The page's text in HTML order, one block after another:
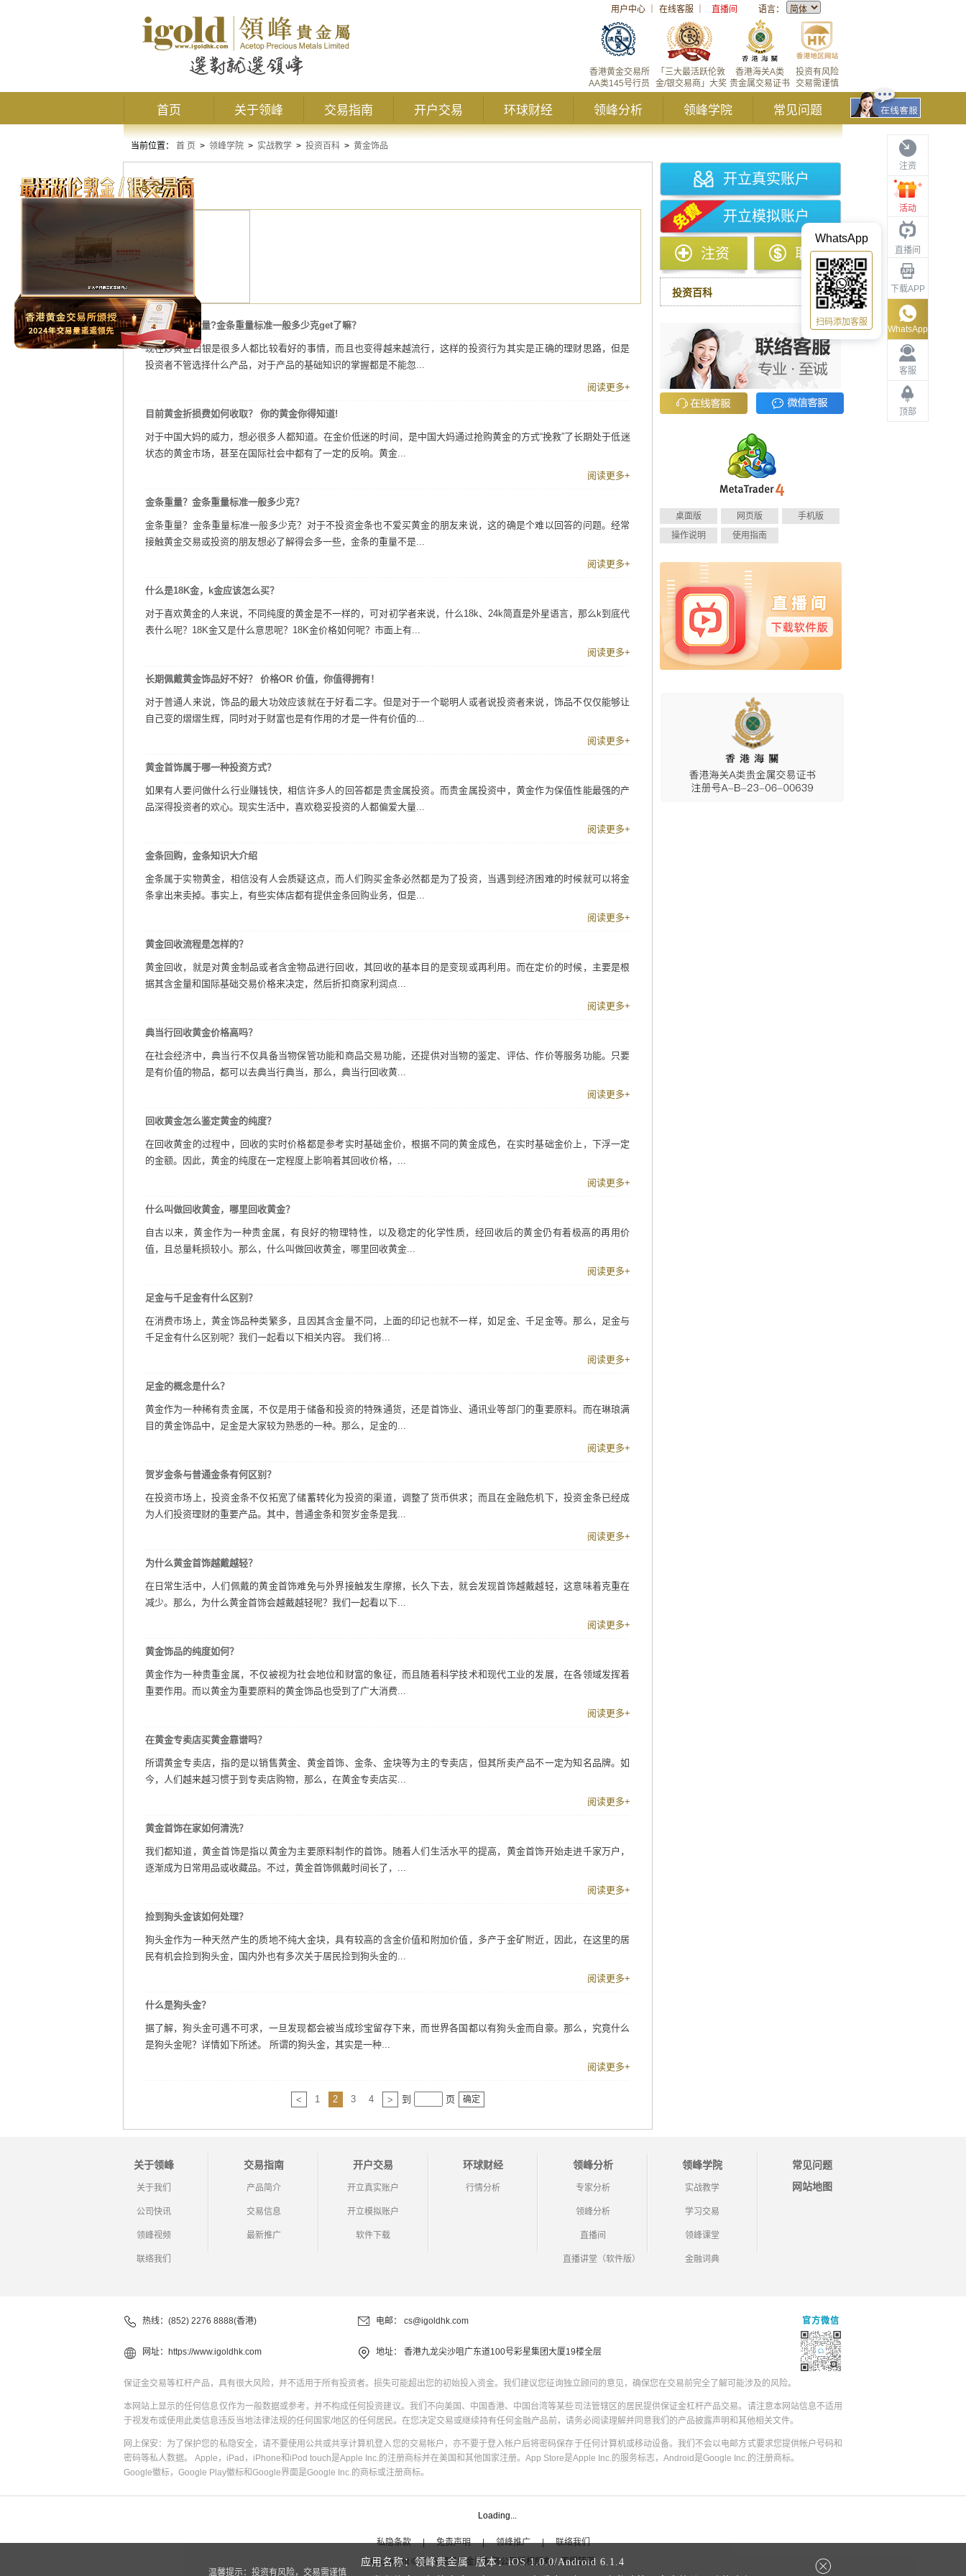
用户中心 在线客服 直播间 语言：
投资有风险
交易需谨慎
香港海关A类
贵金属交易证书
「三大最活跃伦敦
金/银交易商」大奖
香港黄金交易所
AA类145号行员
首页 关于领峰 交易指南 开户交易 环球财经 领峰分析 领峰学院 常见问题
注资
活动
直播间
下载APP
客服
顶部
WhatsApp
WhatsApp
扫码添加客服
当前位置： 首 页 > 领峰学院 > 实战教学 > 投资百科 > 黄金饰品
黄金饰品
不知道金条重量?金条重量标准一般多少克get了嘛？
现在炒黄金白银是很多人都比较看好的事情，而且也变得越来越流行，这样的投资行为其实是正确的理财思路，但是
投资者不管选择什么产品，对于产品的基础知识的掌握都是不能忽...
阅读更多+
目前黄金折损费如何收取？ 你的黄金你得知道!
对于中国大妈的威力，想必很多人都知道。在金价低迷的时间，是中国大妈通过抢购黄金的方式“挽救”了长期处于低迷
状态的黄金市场，甚至在国际社会中都有了一定的反响。黄金...
阅读更多+
金条重量？金条重量标准一般多少克？
金条重量？金条重量标准一般多少克？对于不投资金条也不爱买黄金的朋友来说，这的确是个难以回答的问题。经常
接触黄金交易或投资的朋友想必了解得会多一些，金条的重量不是...
阅读更多+
什么是18K金，k金应该怎么买？
对于喜欢黄金的人来说，不同纯度的黄金是不一样的，可对初学者来说，什么18k、24k简直是外星语言，那么k到底代
表什么呢？18K金又是什么意思呢？18K金价格如何呢？市面上有...
阅读更多+
长期佩戴黄金饰品好不好？ 价格OR 价值，你值得拥有！
对于普通人来说，饰品的最大功效应该就在于好看二字。但是对于一个聪明人或者说投资者来说，饰品不仅仅能够让
自己变的熠熠生辉，同时对于财富也是有作用的才是一件有价值的...
阅读更多+
黄金首饰属于哪一种投资方式？
如果有人要问做什么行业赚钱快，相信许多人的回答都是贵金属投资。而贵金属投资中，黄金作为保值性能最强的产
品深得投资者的欢心。现实生活中，喜欢稳妥投资的人都偏爱大量...
阅读更多+
金条回购，金条知识大介绍
金条属于实物黄金，相信没有人会质疑这点，而人们购买金条必然都是为了投资，当遇到经济困难的时候就可以将金
条拿出来卖掉。事实上，有些实体店都有提供金条回购业务，但是...
阅读更多+
黄金回收流程是怎样的？
黄金回收，就是对黄金制品或者含金物品进行回收，其回收的基本目的是变现或再利用。而在定价的时候，主要是根
据其含金量和国际基础交易价格来决定，然后折扣商家利润点...
阅读更多+
典当行回收黄金价格高吗？
在社会经济中，典当行不仅具备当物保管功能和商品交易功能，还提供对当物的鉴定、评估、作价等服务功能。只要
是有价值的物品，都可以去典当行典当，那么，典当行回收黄...
阅读更多+
回收黄金怎么鉴定黄金的纯度？
在回收黄金的过程中，回收的实时价格都是参考实时基础金价，根据不同的黄金成色，在实时基础金价上，下浮一定
的金额。因此，黄金的纯度在一定程度上影响着其回收价格，...
阅读更多+
什么叫做回收黄金，哪里回收黄金？
自古以来，黄金作为一种贵金属，有良好的物理特性，以及稳定的化学性质，经回收后的黄金仍有着极高的再用价
值，且总量耗损较小。那么，什么叫做回收黄金，哪里回收黄金...
阅读更多+
足金与千足金有什么区别？
在消费市场上，黄金饰品种类繁多，且因其含金量不同，上面的印记也就不一样，如足金、千足金等。那么，足金与
千足金有什么区别呢？我们一起看以下相关内容。 我们将...
阅读更多+
足金的概念是什么？
黄金作为一种稀有贵金属，不仅是用于储备和投资的特殊通货，还是首饰业、通讯业等部门的重要原料。而在琳琅满
目的黄金饰品中，足金是大家较为熟悉的一种。那么，足金的...
阅读更多+
贺岁金条与普通金条有何区别？
在投资市场上，投资金条不仅拓宽了储蓄转化为投资的渠道，调整了货币供求；而且在金融危机下，投资金条已经成
为人们投资理财的重要产品。其中，普通金条和贺岁金条是我...
阅读更多+
为什么黄金首饰越戴越轻？
在日常生活中，人们佩戴的黄金首饰难免与外界接触发生摩擦，长久下去，就会发现首饰越戴越轻，这意味着克重在
减少。那么，为什么黄金首饰会越戴越轻呢？我们一起看以下...
阅读更多+
黄金饰品的纯度如何？
黄金作为一种贵重金属，不仅被视为社会地位和财富的象征，而且随着科学技术和现代工业的发展，在各领域发挥着
重要作用。而以黄金为重要原料的黄金饰品也受到了广大消费...
阅读更多+
在黄金专卖店买黄金靠谱吗？
所谓黄金专卖店，指的是以销售黄金、黄金首饰、金条、金块等为主的专卖店，但其所卖产品不一定为知名品牌。如
今，人们越来越习惯于到专卖店购物，那么，在黄金专卖店买...
阅读更多+
黄金首饰在家如何清洗？
我们都知道，黄金首饰是指以黄金为主要原料制作的首饰。随着人们生活水平的提高，黄金首饰开始走进千家万户，
逐渐成为日常用品或收藏品。不过，黄金首饰佩戴时间长了，...
阅读更多+
捡到狗头金该如何处理？
狗头金作为一种天然产生的质地不纯大金块，具有较高的含金价值和附加价值，多产于金矿附近，因此，在这里的居
民有机会捡到狗头金，国内外也有多次关于居民捡到狗头金的...
阅读更多+
什么是狗头金？
据了解，狗头金可遇不可求，一旦发现都会被当成珍宝留存下来，而世界各国都以有狗头金而自豪。那么，究竟什么
是狗头金呢？详情如下所述。 所谓的狗头金，其实是一种...
阅读更多+
< 1 2 3 4 > 到 页 确定
开立真实账户
开立模拟账户
注资 取款
投资百科
桌面版 网页版
手机版
操作说明
使用指南
关于领峰
关于我们
公司快讯
领峰视频
联络我们
交易指南
产品简介
交易信息
最新推广
开户交易
开立真实账户
开立模拟账户
软件下载
环球财经
行情分析
领峰分析
专家分析
领峰分析
直播间
直播讲堂（软件版）
领峰学院
实战教学
学习交易
领峰课堂
金融词典
常见问题
网站地图
热线：(852) 2276 8888(香港) 电邮： cs@igoldhk.com
网址： https://www.igoldhk.com 地址： 香港九龙尖沙咀广东道100号彩星集团大厦19楼全层
官方微信
保证金交易等杠杆产品，具有很大风险，并不适用于所有投资者。损失可能超出您的初始投入资金。我们建议您征询独立顾问的意见，确保您在交易前完全了解可能涉及的风险。
本网站上显示的任何信息仅作为一般数据或参考，并不构成任何投资建议。我们不向美国、中国香港、中国台湾等某些司法管辖区的居民提供保证金杠杆产品交易。请注意本网站信息不适用
于视发布或使用此类信息违反当地法律法规的任何国家/地区的任何居民。在您决定交易或继续持有任何金融产品前，请务必阅读理解并同意我们的产品披露声明和其他相关文件。
网上保安：为了保护您的私隐安全，请不要使用公共或共享计算机登入您的交易帐户，亦不要于登入帐户后将密码保存于任何计算机或移动设备。我们不会以电邮方式要求您提供帐户号码和
密码等私人数据。 Apple，iPad，iPhone和iPod touch是Apple Inc.的注册商标并在美国和其他国家注册。App Store是Apple Inc.的服务标志，Android是Google Inc.的注册商标。
Google徽标，Google Play徽标和Google界面是Google Inc.的商标或注册商标。
Loading...
私隐条款 | 免责声明 | 领峰推广 |
联络我们
Copyright ©2026领峰贵金属有限公司版权所有，不得转载
温馨提示：投资有风险，交易需谨慎
应用名称：领峰贵金属 版本：iOS1.0.0/Android 6.1.4